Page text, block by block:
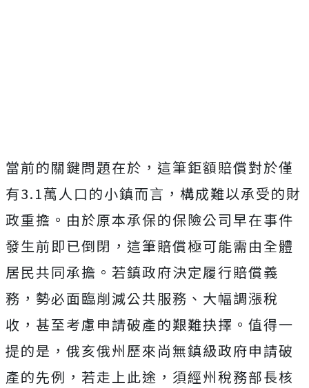
當前的關鍵問題在於，這筆鉅額賠償對於僅
有3.1萬人口的小鎮而言，構成難以承受的財
政重擔。由於原本承保的保險公司早在事件
發生前即已倒閉，這筆賠償極可能需由全體
居民共同承擔。若鎮政府決定履行賠償義
務，勢必面臨削減公共服務、大幅調漲稅
收，甚至考慮申請破產的艱難抉擇。值得一
提的是，俄亥俄州歷來尚無鎮級政府申請破
產的先例，若走上此途，須經州稅務部長核